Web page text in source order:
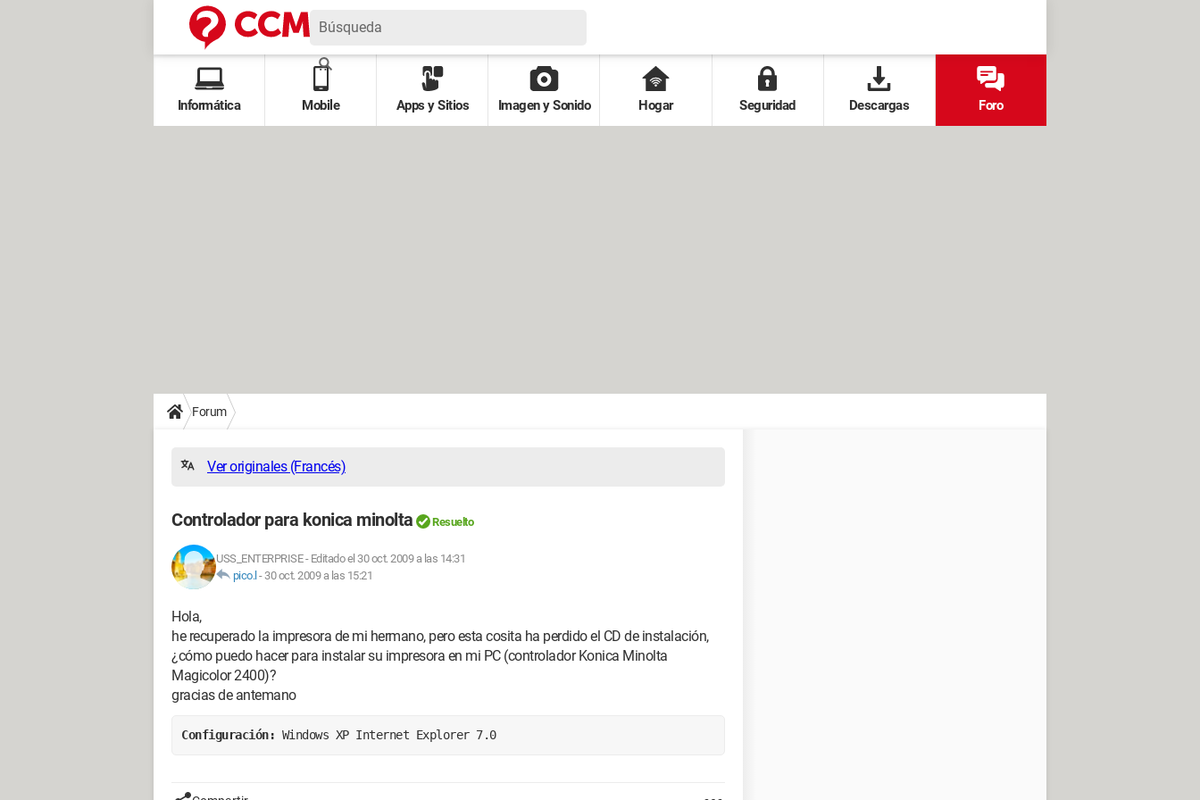
Informática Mobile Apps y Sitios Imagen y Sonido Hogar Seguridad Descargas Foro
Forum
Ver originales (Francés)
Controlador para konica minolta Resuelto
USS_ENTERPRISE- Editado el 30 oct. 2009 a las 14:31
pico.l - 30 oct. 2009 a las 15:21
Hola,
he recuperado la impresora de mi hermano, pero esta cosita ha perdido el CD de instalación,
¿cómo puedo hacer para instalar su impresora en mi PC (controlador Konica Minolta
Magicolor 2400)?
gracias de antemano
Configuración: Windows XP Internet Explorer 7.0